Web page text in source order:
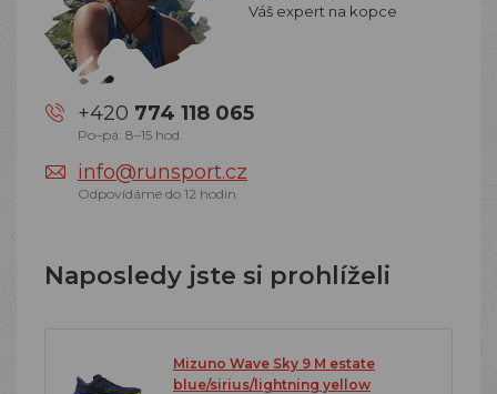
Váš expert na kopce
+420 774 118 065
Po–pá: 8–15 hod.
info@runsport.cz
Odpovídáme do 12 hodin
Naposledy jste si prohlíželi
Mizuno Wave Sky 9 M estate
blue/sirius/lightning yellow